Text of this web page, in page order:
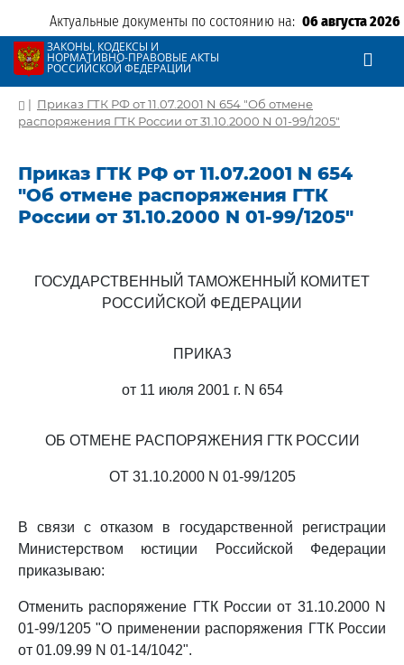
Актуальные документы по состоянию на: 06 августа 2026
ЗАКОНЫ, КОДЕКСЫ И
НОРМАТИВНО-ПРАВОВЫЕ АКТЫ
РОССИЙСКОЙ ФЕДЕРАЦИИ
| Приказ ГТК РФ от 11.07.2001 N 654 "Об отмене
распоряжения ГТК России от 31.10.2000 N 01-99/1205"
Приказ ГТК РФ от 11.07.2001 N 654
"Об отмене распоряжения ГТК
России от 31.10.2000 N 01-99/1205"
ГОСУДАРСТВЕННЫЙ ТАМОЖЕННЫЙ КОМИТЕТ
РОССИЙСКОЙ ФЕДЕРАЦИИ
ПРИКАЗ
от 11 июля 2001 г. N 654
ОБ ОТМЕНЕ РАСПОРЯЖЕНИЯ ГТК РОССИИ
ОТ 31.10.2000 N 01-99/1205
В связи с отказом в государственной регистрации
Министерством юстиции Российской Федерации
приказываю:
Отменить распоряжение ГТК России от 31.10.2000 N
01-99/1205 "О применении распоряжения ГТК России
от 01.09.99 N 01-14/1042".